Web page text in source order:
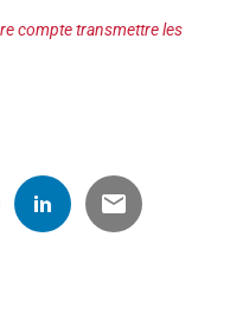
compte transmettre les